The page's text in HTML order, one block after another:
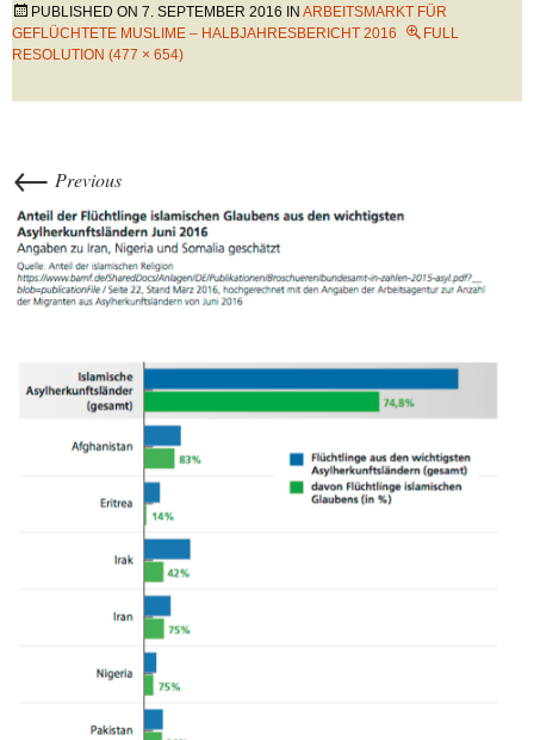
PUBLISHED ON 7. SEPTEMBER 2016 IN ARBEITSMARKT FÜR
GEFLÜCHTETE MUSLIME – HALBJAHRESBERICHT 2016
FULL
RESOLUTION (477 × 654)
← Previous